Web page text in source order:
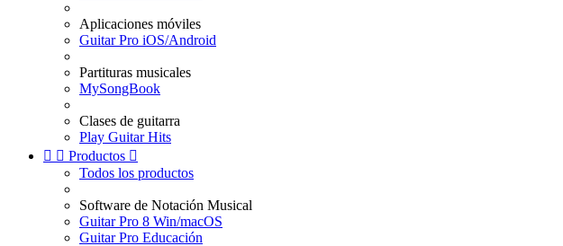
Aplicaciones móviles
Guitar Pro iOS/Android
Partituras musicales
MySongBook
Clases de guitarra
Play Guitar Hits
  Productos 
Todos los productos
Software de Notación Musical
Guitar Pro 8 Win/macOS
Guitar Pro Educación